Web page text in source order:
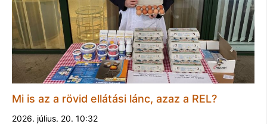
Mi is az a rövid ellátási lánc, azaz a REL?
2026. július. 20. 10:32